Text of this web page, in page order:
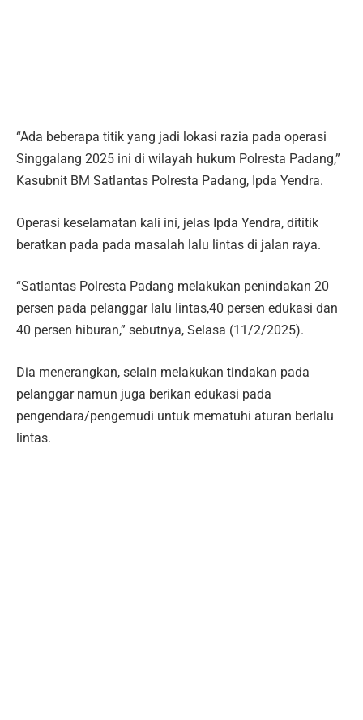
“Ada beberapa titik yang jadi lokasi razia pada operasi
Singgalang 2025 ini di wilayah hukum Polresta Padang,”
Kasubnit BM Satlantas Polresta Padang, Ipda Yendra.
Operasi keselamatan kali ini, jelas Ipda Yendra, dititik
beratkan pada pada masalah lalu lintas di jalan raya.
“Satlantas Polresta Padang melakukan penindakan 20
persen pada pelanggar lalu lintas,40 persen edukasi dan
40 persen hiburan,” sebutnya, Selasa (11/2/2025).
Dia menerangkan, selain melakukan tindakan pada
pelanggar namun juga berikan edukasi pada
pengendara/pengemudi untuk mematuhi aturan berlalu
lintas.